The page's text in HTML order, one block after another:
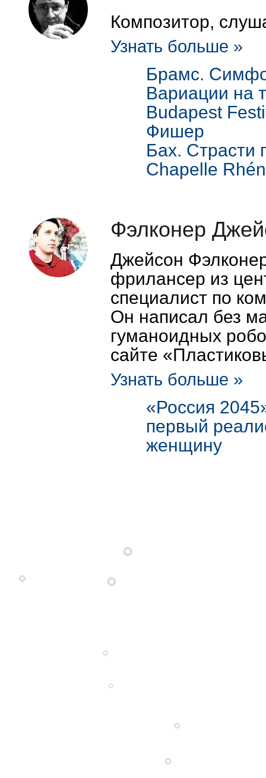
Композитор,
Узнать больше »
Брамс.
Вариации на
Budapest
Фишер
Бах. Страсти
Chapelle
Фэлконер
Джейсон
фрилансер из
специалист по
Он написал без
гуманоидных
сайте
Узнать больше »
«Россия
первый
женщину